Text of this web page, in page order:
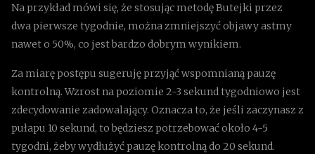
Na przykład mówi się, że stosując metodę Butejki przez
dwa pierwsze tygodnie, można zmniejszyć objawy astmy
nawet o 50%, co jest bardzo dobrym wynikiem.
Za miarę postępu sugeruję przyjąć wspomnianą pauzę
kontrolną. Wzrost na poziomie 2-3 sekund tygodniowo jest
zdecydowanie zadowalający. Oznacza to, że jeśli zaczynasz z
pułapu 10 sekund, to będziesz potrzebować około 4-5
tygodni, żeby wydłużyć pauzę kontrolną do 20 sekund.